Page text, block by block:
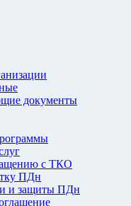
документы
с ТКО
ПДн
и защиты ПДн